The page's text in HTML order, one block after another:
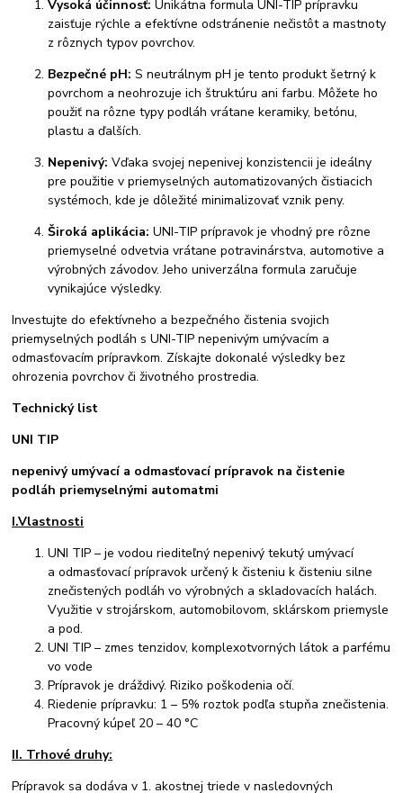
Vysoká účinnosť: Unikátna formula UNI-TIP prípravku
zaisťuje rýchle a efektívne odstránenie nečistôt a mastnoty
z rôznych typov povrchov.
Bezpečné pH: S neutrálnym pH je tento produkt šetrný k
povrchom a neohrozuje ich štruktúru ani farbu. Môžete ho
použiť na rôzne typy podláh vrátane keramiky, betónu,
plastu a ďalších.
Nepenivý: Vďaka svojej nepenivej konzistencii je ideálny
pre použitie v priemyselných automatizovaných čistiacich
systémoch, kde je dôležité minimalizovať vznik peny.
Široká aplikácia: UNI-TIP prípravok je vhodný pre rôzne
priemyselné odvetvia vrátane potravinárstva, automotive a
výrobných závodov. Jeho univerzálna formula zaručuje
vynikajúce výsledky.
Investujte do efektívneho a bezpečného čistenia svojich
priemyselných podláh s UNI-TIP nepenivým umývacím a
odmasťovacím prípravkom. Získajte dokonalé výsledky bez
ohrozenia povrchov či životného prostredia.
Technický list
UNI TIP
nepenivý umývací a odmasťovací prípravok na čistenie
podláh priemyselnými automatmi
I.Vlastnosti
UNI TIP – je vodou riediteľný nepenivý tekutý umývací
a odmasťovací prípravok určený k čisteniu k čisteniu silne
znečistených podláh vo výrobných a skladovacích halách.
Využitie v strojárskom, automobilovom, sklárskom priemysle
a pod.
UNI TIP – zmes tenzidov, komplexotvorných látok a parfému
vo vode
Prípravok je dráždivý. Riziko poškodenia očí.
Riedenie prípravku: 1 – 5% roztok podľa stupňa znečistenia.
Pracovný kúpeľ 20 – 40 °C
II. Trhové druhy:
Prípravok sa dodáva v 1. akostnej triede v nasledovných